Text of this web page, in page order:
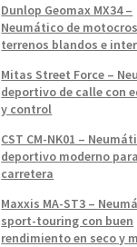
Dunlop Geomax MX34 –
Neumático de
terrenos blandos e
Mitas Street Force –
deportivo de calle con
y control
CST CM-NK01 –
deportivo moderno para
carretera
Maxxis MA-ST3 –
sport-touring con buen
rendimiento en seco y